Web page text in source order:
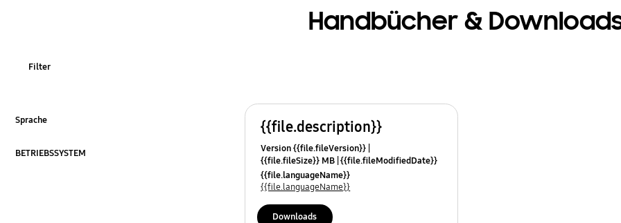
Firmware-Update
Galaxy Apps
Handbücher &
Filter
Sprache
BETRIEBSSYSTEM
{{file.description}}
Version {{file.fileVersion}}
{{file.fileSize}} MB {{file.fileModifiedDate}}
{{file.osNames}}
{{file.languageName}}
{{file.languageName}}
Downloads